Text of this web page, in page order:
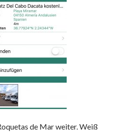
de Mar weiter. Weiß